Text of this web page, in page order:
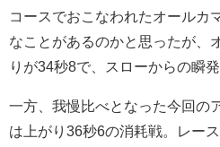
コースでおこなわれたオールカ
なことがあるのかと思ったが、
りが34秒8で、スローからの瞬
一方、我慢比べとなった今回の
は上がり36秒6の消耗戦。レー